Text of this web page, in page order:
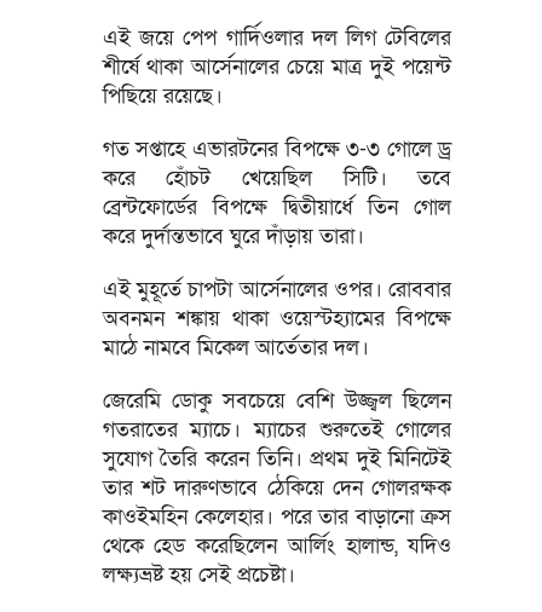
এই জয়ে পেপ গার্দিওলার দল লিগ টেবিলের
শীর্ষে থাকা আর্সেনালের চেয়ে মাত্র দুই পয়েন্ট
পিছিয়ে রয়েছে।
গত সপ্তাহে এভারটনের বিপক্ষে ৩-৩ গোলে ড্র
করে হোঁচট খেয়েছিল সিটি। তবে
ব্রেন্টফোর্ডের বিপক্ষে দ্বিতীয়ার্ধে তিন গোল
করে দুর্দান্তভাবে ঘুরে দাঁড়ায় তারা।
এই মুহূর্তে চাপটা আর্সেনালের ওপর। রোববার
অবনমন শঙ্কায় থাকা ওয়েস্টহ্যামের বিপক্ষে
মাঠে নামবে মিকেল আর্তেতার দল।
জেরেমি ডোকু সবচেয়ে বেশি উজ্জ্বল ছিলেন
গতরাতের ম্যাচে। ম্যাচের শুরুতেই গোলের
সুযোগ তৈরি করেন তিনি। প্রথম দুই মিনিটেই
তার শট দারুণভাবে ঠেকিয়ে দেন গোলরক্ষক
কাওইমহিন কেলেহার। পরে তার বাড়ানো ক্রস
থেকে হেড করেছিলেন আর্লিং হালান্ড, যদিও
লক্ষ্যভ্রষ্ট হয় সেই প্রচেষ্টা।